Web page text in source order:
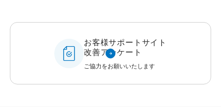
お客様サポートサイト
改善アンケート
ご協力をお願いいたします